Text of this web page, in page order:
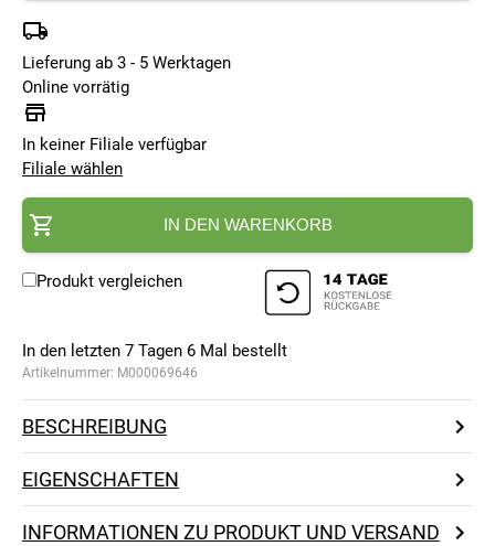
Lieferung ab 3 - 5 Werktagen
Online vorrätig
In keiner Filiale verfügbar
Filiale wählen
IN DEN WARENKORB
Produkt vergleichen
In den letzten 7 Tagen 6 Mal bestellt
Artikelnummer: M000069646
BESCHREIBUNG
EIGENSCHAFTEN
INFORMATIONEN ZU PRODUKT UND VERSAND